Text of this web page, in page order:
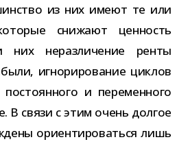
из них имеют те или
сни­жают цен­ность
них нераз­ли­че­ние ренты
игно­ри­ро­ва­ние цик­лов
и пере­мен­ного
В связи с этим очень дол­гое
ори­ен­ти­ро­ваться лишь